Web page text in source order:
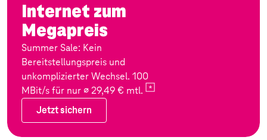
Internet zum
Megapreis
Summer Sale: Kein
Bereitstellungspreis und
unkomplizierter Wechsel. 100
MBit/s für nur ∅ 29,49 € mtl.
Jetzt sichern